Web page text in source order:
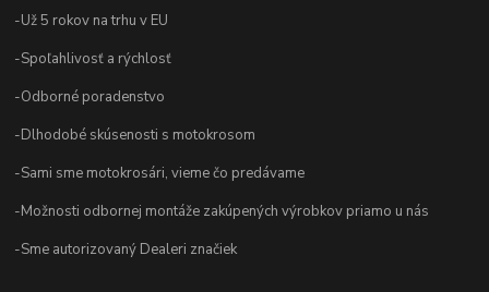
-Už 5 rokov na trhu v EU
-Spoľahlivosť a rýchlosť
-Odborné poradenstvo
-Dlhodobé skúsenosti s motokrosom
-Sami sme motokrosári, vieme čo predávame
-Možnosti odbornej montáže zakúpených výrobkov priamo u nás
-Sme autorizovaný Dealeri značiek